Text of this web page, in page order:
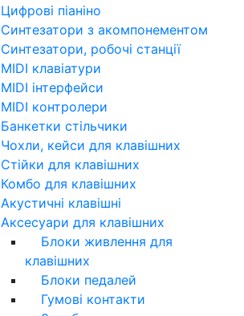
Цифрові піаніно
Синтезатори з акомпонементом
Синтезатори, робочі станції
MIDI клавіатури
MIDI інтерфейси
MIDI контролери
Банкетки стільчики
Чохли, кейси для клавішних
Стійки для клавішних
Комбо для клавішних
Акустичні клавішні
Аксесуари для клавішних
Блоки живлення для
клавішних
Блоки педалей
Гумові контакти